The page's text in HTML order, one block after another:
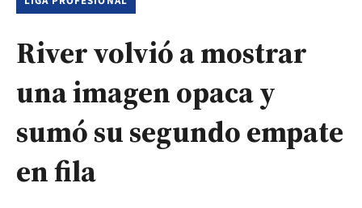
River volvió a mostrar
una imagen opaca y
sumó su segundo empate
en fila